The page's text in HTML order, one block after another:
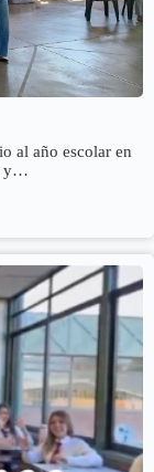
al año escolar en
y…